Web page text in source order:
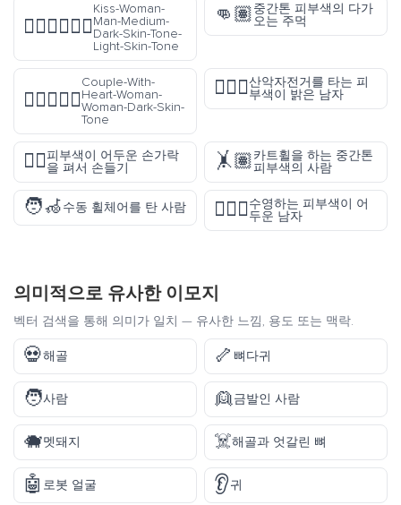
👩🏾‍❤️‍💋‍👨🏻
Kiss-Woman-
Man-Medium-
Dark-Skin-Tone-
Light-Skin-Tone
👊🏽중간톤 피부색의 다가
오는 주먹
👩🏿‍❤️‍👩🏿
Couple-With-
Heart-Woman-
Woman-Dark-Skin-
Tone
🚵🏻‍♂️산악자전거를 타는 피
부색이 밝은 남자
🖐🏿피부색이 어두운 손가락
을 펴서 손들기
🤸🏽카트휠을 하는 중간톤
피부색의 사람
🧑‍🦽수동 휠체어를 탄 사람 🏊🏿‍♂️수영하는 피부색이 어
두운 남자
의미적으로 유사한 이모지
벡터 검색을 통해 의미가 일치 — 유사한 느낌, 용도 또는 맥락.
💀해골 🦴 뼈다귀
🧑사람 👱금발인 사람
🐗멧돼지 ☠️해골과 엇갈린 뼈
🤖 로봇 얼굴 👂귀